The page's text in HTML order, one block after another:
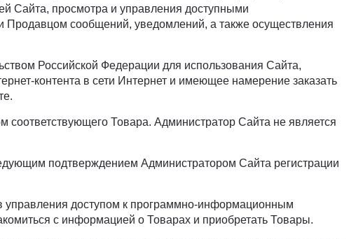
Сайта, просмотра и управления доступными
сообщений, уведомлений, а также осуществления
Российской Федерации для использования Сайта,
контента в сети Интернет и имеющее намерение заказать
Товара. Администратор Сайта не является
подтверждением Администратором Сайта регистрации
управления доступом к программно-информационным
с информацией о Товарах и приобретать Товары.